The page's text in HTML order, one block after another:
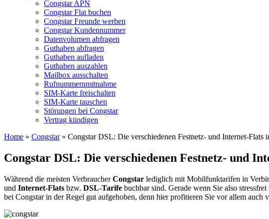
Congstar APN
Congstar Flat buchen
Congstar Freunde werben
Congstar Kundennummer
Datenvolumen abfragen
Guthaben abfragen
Guthaben aufladen
Guthaben auszahlen
Mailbox ausschalten
Rufnummernmitnahme
SIM-Karte freischalten
SIM-Karte tauschen
Störungen bei Congstar
Vertrag kündigen
Home » Congstar» Congstar DSL: Die verschiedenen Festnetz- und Internet-Flats
Congstar DSL: Die verschiedenen Festnetz- und
Während die meisten VerbraucherCongstar lediglich mit Mobilfunktarifen in
und Internet-Flats bzw. DSL-Tarife buchbar sind. Gerade wenn Sie also
bei Congstar in der Regel gut aufgehoben, denn hier profitieren Sie vor allem auch